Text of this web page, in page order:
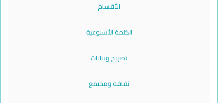
الأقسام
الكلمة الأسبوعية
تصريح وبيانات
ثقافة ومجتمع